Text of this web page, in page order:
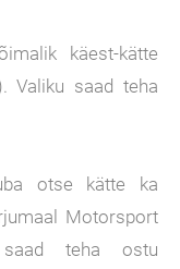
käest-kätte
Valiku saad teha
otse kätte ka
Motorsport
teha ostu